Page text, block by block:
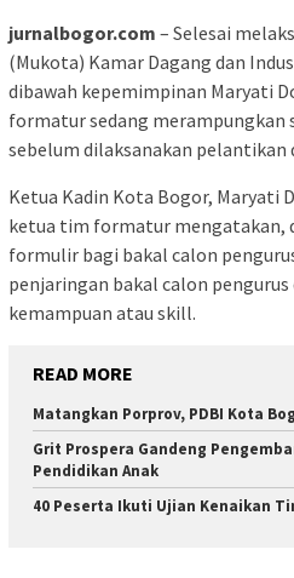
jurnalbogor.com – Selesai
(Mukota) Kamar Dagang dan
dibawah kepemimpinan Maryati
formatur sedang merampungkan
sebelum dilaksanakan pelantikan
Ketua Kadin Kota Bogor, Maryati
ketua tim formatur mengatakan,
formulir bagi bakal calon
penjaringan bakal calon
kemampuan atau skill.
READ MORE
Matangkan Porprov, PDBI Kota
Grit Prospera Gandeng
Pendidikan Anak
40 Peserta Ikuti Ujian Kenaikan